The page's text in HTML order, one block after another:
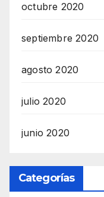
octubre 2020
septiembre 2020
agosto 2020
julio 2020
junio 2020
Categorías